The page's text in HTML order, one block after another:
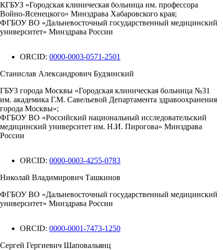
КГБУЗ «Городская клиническая больница им. профессора
Войно-Ясенецкого» Минздрава Хабаровского края;
ФГБОУ ВО «Дальневосточный государственный медицинский
университет» Минздрава России
ORCID: 0000-0003-0571-2501
Станислав Александрович Будзинский
ГБУЗ города Москвы «Городская клиническая больница №31
им. академика Г.М. Савельевой Департамента здравоохранения
города Москвы»;
ФГБОУ ВО «Российский национальный исследовательский
медицинский университет им. Н.И. Пирогова» Минздрава
России
ORCID: 0000-0003-4255-0783
Николай Владимирович Ташкинов
ФГБОУ ВО «Дальневосточный государственный медицинский
университет» Минздрава России
ORCID: 0000-0001-7473-1250
Сергей Гергиевич Шаповальянц